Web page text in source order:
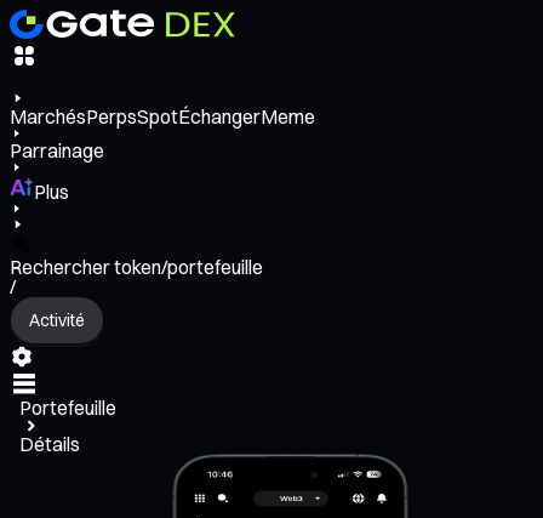
MarchésPerpsSpotÉchangerMeme
Parrainage
Plus
Rechercher token/portefeuille
/
Activité
Portefeuille
Détails